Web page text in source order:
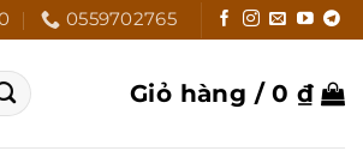
0559702765
Giỏ hàng /0₫